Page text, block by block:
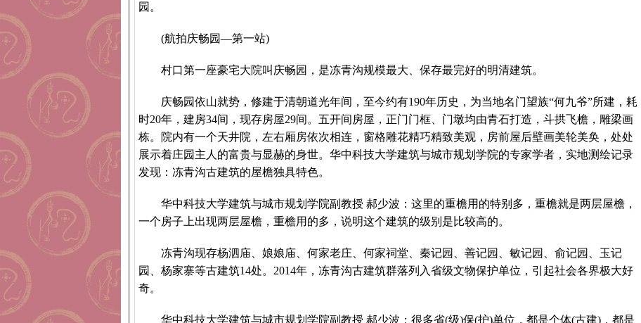
园。
(航拍庆畅园—第一站)
村口第一座豪宅大院叫庆畅园，是冻青沟规模最大、保存最完好的明清建筑。
庆畅园依山就势，修建于清朝道光年间，至今约有190年历史，为当地名门望族“何九爷”所建，耗
时20年，建房34间，现存房屋29间。五开间房屋，正门门框、门墩均由青石打造，斗拱飞檐，雕梁画
栋。院内有一个天井院，左右厢房依次相连，窗格雕花精巧精致美观，房前屋后壁画美轮美奂，处处
展示着庄园主人的富贵与显赫的身世。华中科技大学建筑与城市规划学院的专家学者，实地测绘记录
发现：冻青沟古建筑的屋檐独具特色。
华中科技大学建筑与城市规划学院副教授 郝少波：这里的重檐用的特别多，重檐就是两层屋檐，
一个房子上出现两层屋檐，重檐用的多，说明这个建筑的级别是比较高的。
冻青沟现存杨泗庙、娘娘庙、何家老庄、何家祠堂、秦记园、善记园、敏记园、俞记园、玉记
园、杨家寨等古建筑14处。2014年，冻青沟古建筑群落列入省级文物保护单位，引起社会各界极大好
奇。
华中科技大学建筑与城市规划学院副教授 郝少波：很多省(级)保(护)单位，都是个体(古建)，都是